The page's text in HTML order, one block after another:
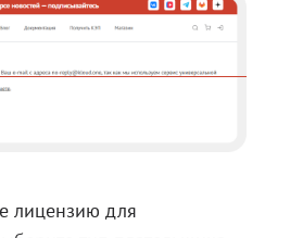
лицензию для